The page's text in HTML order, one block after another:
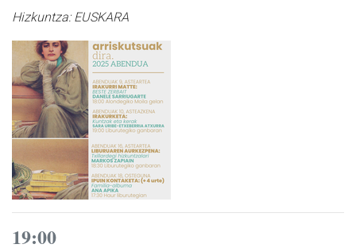
Hizkuntza:EUSKARA
19:00